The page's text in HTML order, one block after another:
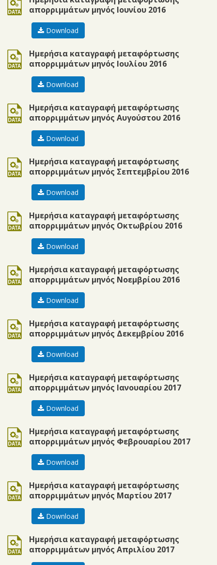
απορριμμάτων μηνός Ιουνίου 2016
Download
Ημερήσια καταγραφή μεταφόρτωσης
απορριμμάτων μηνός Ιουλίου 2016
ods
Download
Ημερήσια καταγραφή μεταφόρτωσης
απορριμμάτων μηνός Αυγούστου 2016
ods
Download
Ημερήσια καταγραφή μεταφόρτωσης
απορριμμάτων μηνός Σεπτεμβρίου 2016
ods
Download
Ημερήσια καταγραφή μεταφόρτωσης
απορριμμάτων μηνός Οκτωβρίου 2016
ods
Download
Ημερήσια καταγραφή μεταφόρτωσης
απορριμμάτων μηνός Νοεμβρίου 2016
ods
Download
Ημερήσια καταγραφή μεταφόρτωσης
απορριμμάτων μηνός Δεκεμβρίου 2016
ods
Download
Ημερήσια καταγραφή μεταφόρτωσης
απορριμμάτων μηνός Ιανουαρίου 2017
ods
Download
Ημερήσια καταγραφή μεταφόρτωσης
απορριμμάτων μηνός Φεβρουαρίου 2017
ods
Download
Ημερήσια καταγραφή μεταφόρτωσης
απορριμμάτων μηνός Μαρτίου 2017
ods
Download
Ημερήσια καταγραφή μεταφόρτωσης
απορριμμάτων μηνός Απριλίου 2017
ods